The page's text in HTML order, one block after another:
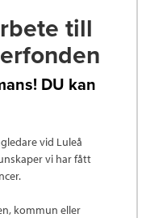
till
DU kan
vid Luleå
vi har fått
kommun eller